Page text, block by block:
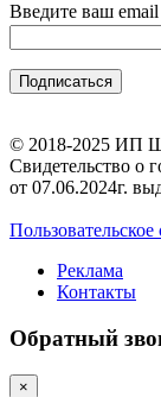
Введите ваш email
© 2018-2025 ИП
Свидетельство о
от 07.06.2024г.
Реклама
Контакты
Обратный
×